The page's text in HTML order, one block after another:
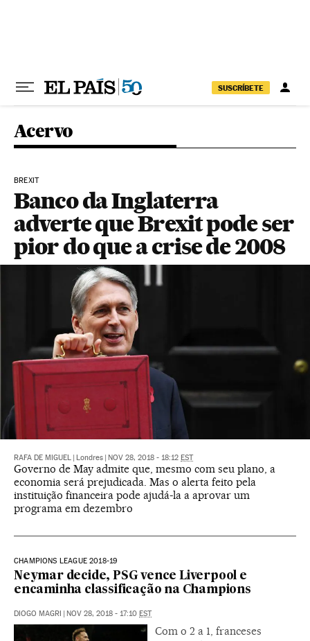
SUSCRÍBETE
Acervo
BREXIT
Banco da Inglaterra
adverte que Brexit pode ser
pior do que a crise de 2008
RAFA DE MIGUEL Londres NOV 28, 2018 - 18:12 EST
Governo de May admite que, mesmo com seu plano, a
economia será prejudicada. Mas o alerta feito pela
instituição financeira pode ajudá-la a aprovar um
programa em dezembro
CHAMPIONS LEAGUE 2018-19
Neymar decide, PSG vence Liverpool e
encaminha classificação na Champions
DIOGO MAGRI NOV 28, 2018 - 17:10 EST
Com o 2 a 1, franceses